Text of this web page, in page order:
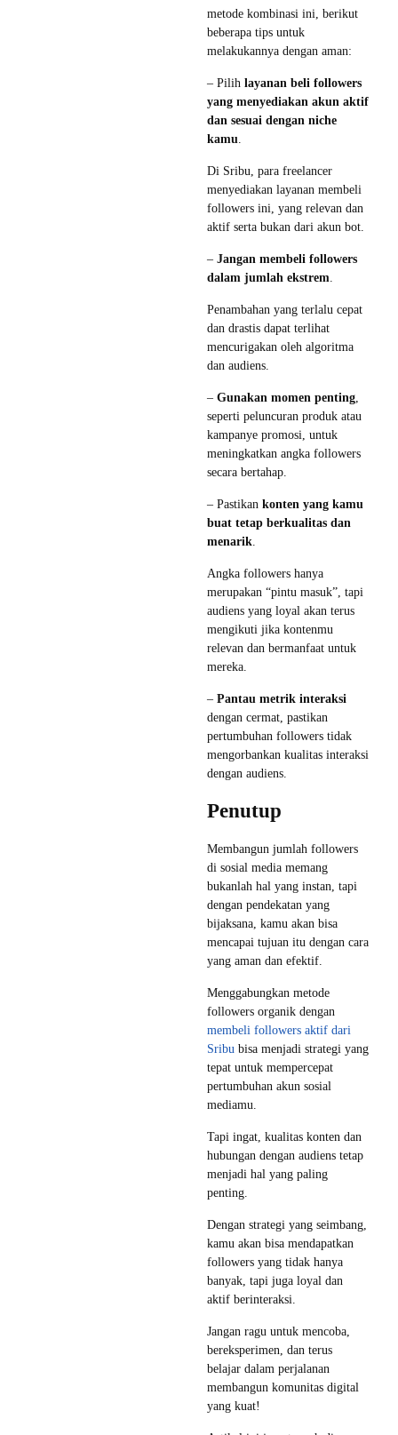
metode kombinasi ini, berikut
beberapa tips untuk
melakukannya dengan aman:
– Pilih layanan beli followers
yang menyediakan akun aktif
dan sesuai dengan niche
kamu
Di Sribu, para freelancer
menyediakan layanan membeli
followers ini, yang relevan dan
aktif serta bukan dari akun bot.
– Jangan membeli followers
dalam jumlah ekstrem
Penambahan yang terlalu cepat
dan drastis dapat terlihat
mencurigakan oleh algoritma
dan audiens.
– Gunakan momen penting
seperti peluncuran produk atau
kampanye promosi, untuk
meningkatkan angka followers
secara bertahap.
– Pastikan konten yang kamu
buat tetap berkualitas dan
menarik
Angka followers hanya
merupakan “pintu masuk”, tapi
audiens yang loyal akan terus
mengikuti jika kontenmu
relevan dan bermanfaat untuk
mereka.
– Pantau metrik interaksi
dengan cermat, pastikan
pertumbuhan followers tidak
mengorbankan kualitas interaksi
dengan audiens.
Penutup
Membangun jumlah followers
di sosial media memang
bukanlah hal yang instan, tapi
dengan pendekatan yang
bijaksana, kamu akan bisa
mencapai tujuan itu dengan cara
yang aman dan efektif.
Menggabungkan metode
followers organik dengan
membeli followers aktif dari
Sribu bisa menjadi strategi yang
tepat untuk mempercepat
pertumbuhan akun sosial
mediamu.
Tapi ingat, kualitas konten dan
hubungan dengan audiens tetap
menjadi hal yang paling
penting.
Dengan strategi yang seimbang,
kamu akan bisa mendapatkan
followers yang tidak hanya
banyak, tapi juga loyal dan
aktif berinteraksi.
Jangan ragu untuk mencoba,
bereksperimen, dan terus
belajar dalam perjalanan
membangun komunitas digital
yang kuat!